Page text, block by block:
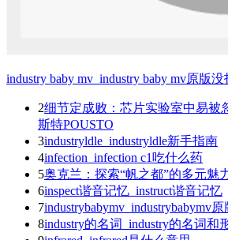
industry baby mv_industry baby mv原版
2细节定成败：芯片实验室中易被
斯特POUSTO
3industryldle_industryldle新手指南
4infection_infection c1吃什么药
5奥克兰：探索“帆之都”的多元魅
6inspect谐音记忆_instruct谐音记忆
7industrybabymv_industrybabymv原
8industry的名词_industry的名词和